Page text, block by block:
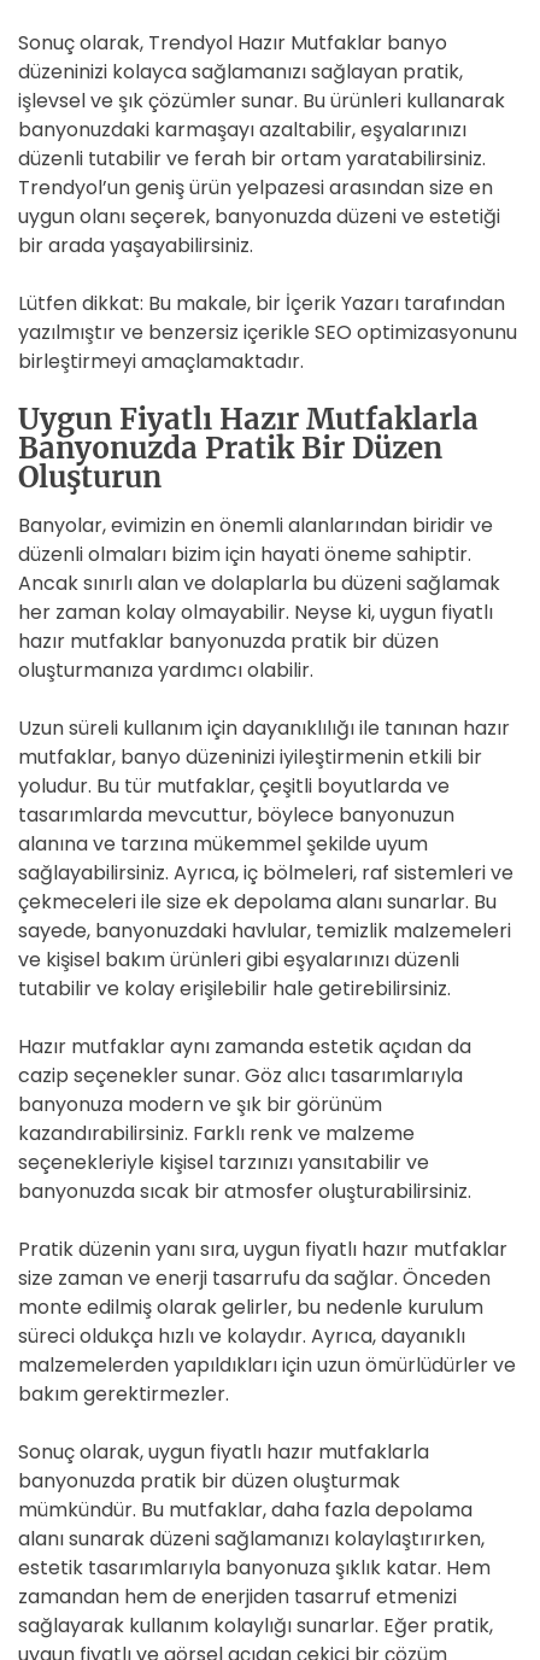
Sonuç olarak, Trendyol Hazır Mutfaklar banyo
düzeninizi kolayca sağlamanızı sağlayan pratik,
işlevsel ve şık çözümler sunar. Bu ürünleri kullanarak
banyonuzdaki karmaşayı azaltabilir, eşyalarınızı
düzenli tutabilir ve ferah bir ortam yaratabilirsiniz.
Trendyol’un geniş ürün yelpazesi arasından size en
uygun olanı seçerek, banyonuzda düzeni ve estetiği
bir arada yaşayabilirsiniz.
Lütfen dikkat: Bu makale, bir İçerik Yazarı tarafından
yazılmıştır ve benzersiz içerikle SEO optimizasyonunu
birleştirmeyi amaçlamaktadır.
Uygun Fiyatlı Hazır Mutfaklarla
Banyonuzda Pratik Bir Düzen
Oluşturun
Banyolar, evimizin en önemli alanlarından biridir ve
düzenli olmaları bizim için hayati öneme sahiptir.
Ancak sınırlı alan ve dolaplarla bu düzeni sağlamak
her zaman kolay olmayabilir. Neyse ki, uygun fiyatlı
hazır mutfaklar banyonuzda pratik bir düzen
oluşturmanıza yardımcı olabilir.
Uzun süreli kullanım için dayanıklılığı ile tanınan hazır
mutfaklar, banyo düzeninizi iyileştirmenin etkili bir
yoludur. Bu tür mutfaklar, çeşitli boyutlarda ve
tasarımlarda mevcuttur, böylece banyonuzun
alanına ve tarzına mükemmel şekilde uyum
sağlayabilirsiniz. Ayrıca, iç bölmeleri, raf sistemleri ve
çekmeceleri ile size ek depolama alanı sunarlar. Bu
sayede, banyonuzdaki havlular, temizlik malzemeleri
ve kişisel bakım ürünleri gibi eşyalarınızı düzenli
tutabilir ve kolay erişilebilir hale getirebilirsiniz.
Hazır mutfaklar aynı zamanda estetik açıdan da
cazip seçenekler sunar. Göz alıcı tasarımlarıyla
banyonuza modern ve şık bir görünüm
kazandırabilirsiniz. Farklı renk ve malzeme
seçenekleriyle kişisel tarzınızı yansıtabilir ve
banyonuzda sıcak bir atmosfer oluşturabilirsiniz.
Pratik düzenin yanı sıra, uygun fiyatlı hazır mutfaklar
size zaman ve enerji tasarrufu da sağlar. Önceden
monte edilmiş olarak gelirler, bu nedenle kurulum
süreci oldukça hızlı ve kolaydır. Ayrıca, dayanıklı
malzemelerden yapıldıkları için uzun ömürlüdürler ve
bakım gerektirmezler.
Sonuç olarak, uygun fiyatlı hazır mutfaklarla
banyonuzda pratik bir düzen oluşturmak
mümkündür. Bu mutfaklar, daha fazla depolama
alanı sunarak düzeni sağlamanızı kolaylaştırırken,
estetik tasarımlarıyla banyonuza şıklık katar. Hem
zamandan hem de enerjiden tasarruf etmenizi
sağlayarak kullanım kolaylığı sunarlar. Eğer pratik,
uygun fiyatlı ve görsel açıdan çekici bir çözüm